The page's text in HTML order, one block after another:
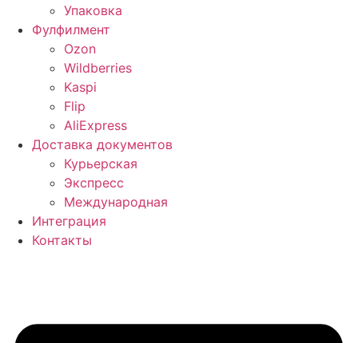
Упаковка
Фулфилмент
Ozon
Wildberries
Kaspi
Flip
AliExpress
Доставка документов
Курьерская
Экспресс
Международная
Интеграция
Контакты